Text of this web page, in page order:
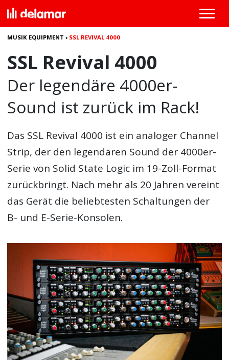
MUSIK EQUIPMENT › SSL REVIVAL 4000
SSL Revival 4000
Der legendäre 4000er-
Sound ist zurück im Rack!
Das SSL Revival 4000 ist ein analoger Channel
Strip, der den legendären Sound der 4000er-
Serie von Solid State Logic im 19-Zoll-Format
zurückbringt. Nach mehr als 20 Jahren vereint
das Gerät die beliebtesten Schaltungen der
B- und E-Serie-Konsolen.